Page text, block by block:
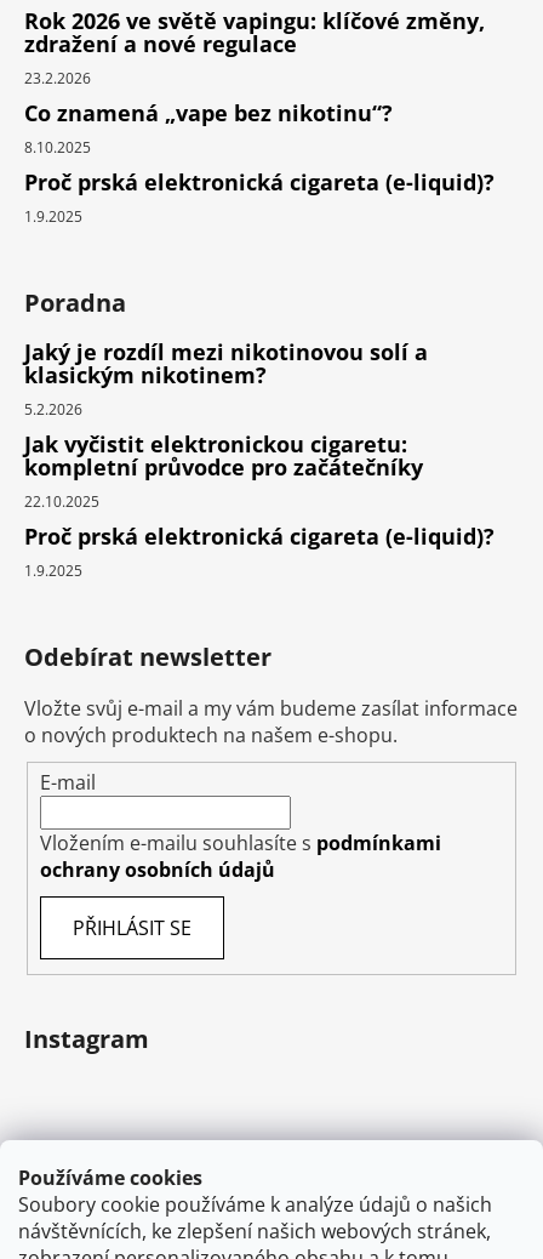
Používáme cookies
Soubory cookie používáme k analýze údajů o našich
návštěvnících, ke zlepšení našich webových stránek,
Rok 2026 ve světě vapingu: klíčové změny,
zdražení a nové regulace
23.2.2026
Co znamená „vape bez nikotinu“?
8.10.2025
Proč prská elektronická cigareta (e-liquid)?
1.9.2025
Poradna
Jaký je rozdíl mezi nikotinovou solí a
klasickým nikotinem?
5.2.2026
Jak vyčistit elektronickou cigaretu:
kompletní průvodce pro začátečníky
22.10.2025
Proč prská elektronická cigareta (e-liquid)?
1.9.2025
Odebírat newsletter
Vložte svůj e-mail a my vám budeme zasílat informace
o nových produktech na našem e-shopu.
E-mail
Vložením e-mailu souhlasíte s podmínkami
ochrany osobních údajů
PŘIHLÁSIT SE
Instagram